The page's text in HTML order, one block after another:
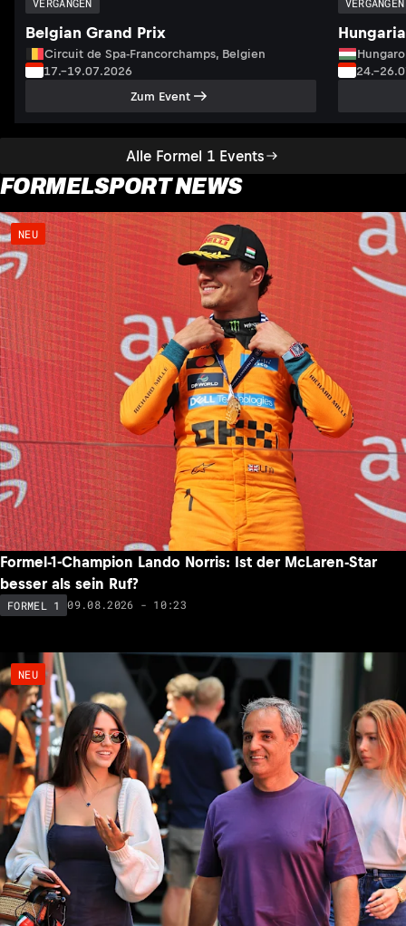
Alle Formel 1 Events
VERGANGEN
Belgian Grand Prix
Circuit de Spa-Francorchamps, Belgien
17.–19.07.2026
Zum Event
VERGANGEN
FORMELSPORT NEWS
NEU
Formel-1-Champion Lando Norris: Ist der McLaren-Star
besser als sein Ruf?
FORMEL 1 09.08.2026 - 10:23
NEU